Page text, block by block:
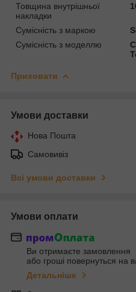
Товщина внутрішньої
накладки
Сумісність з маркою
Сумісність з моделлю
Приховати
Умови доставки
Нова Пошта
Самовивіз
Всі умови доставки
Умови оплати
Ви отримаєте замовлення
або гроші повернуться на
Детальніше